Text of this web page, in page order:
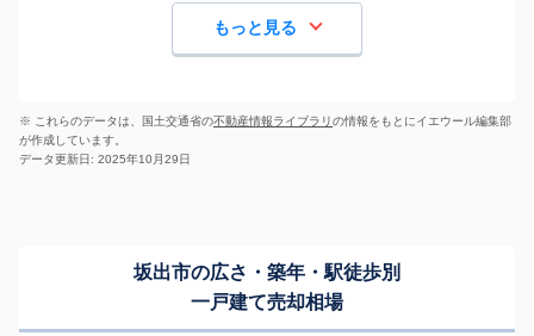
もっと見る
※ これらのデータは、国土交通省の不動産情報ライブラリの情報をもとにイエウール編集部
が作成しています。
データ更新日: 2025年10月29日
坂出市の広さ・築年・駅徒歩別
一戸建て売却相場